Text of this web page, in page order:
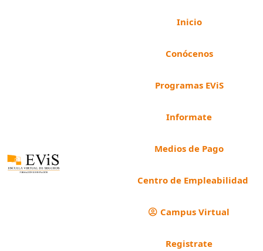
Inicio
Conócenos
Programas EViS
Informate
Medios de Pago
Centro de Empleabilidad
Campus Virtual
Registrate